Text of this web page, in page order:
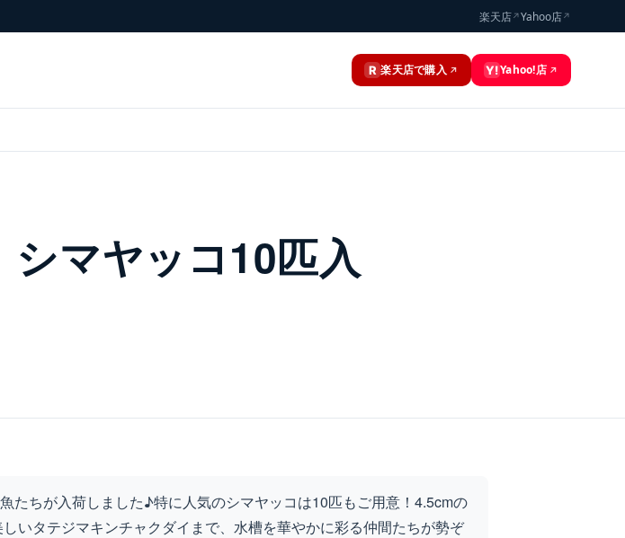
楽天店↗Yahoo店↗
R 楽天店で購入 ↗ Y!Yahoo!店 ↗
マヤッコ10匹入
たちが入荷しました♪特に人気のシマヤッコは10匹もご用意！4.5cmの
いタテジマキンチャクダイまで、水槽を華やかに彩る仲間たちが勢ぞ